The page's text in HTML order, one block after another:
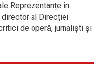
Reprezentanțe în
director al Direcției
de operă, jurnalişti şi